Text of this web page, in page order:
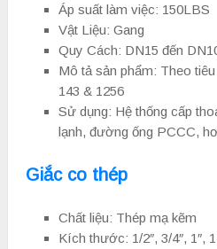
Áp suất làm việc: 150LBS
Vật Liệu: Gang
Quy Cách: DN15 đến
Mô tả sản phẩm: Theo
143 & 1256
Sử dụng: Hệ thống cấp
lạnh, đường ống PCCC,
Giắc co thép
Chất liệu: Thép mạ kẽm
Kích thước: 1/2″, 3/4″, 1″,